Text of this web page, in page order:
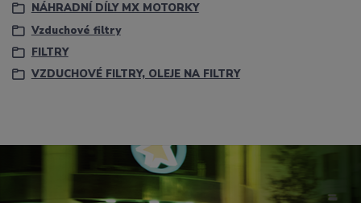
NÁHRADNÍ DÍLY MX MOTORKY
Vzduchové filtry
FILTRY
VZDUCHOVÉ FILTRY, OLEJE NA FILTRY